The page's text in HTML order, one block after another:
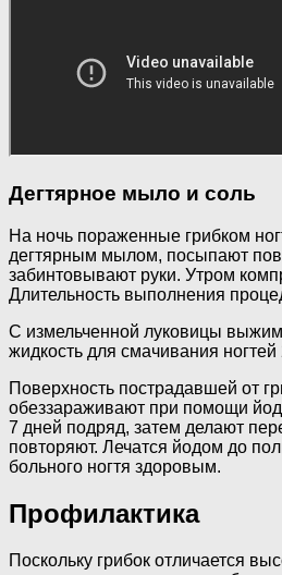
Дегтярное мыло и соль
На ночь пораженные грибком
дегтярным мылом, посыпают
забинтовывают руки. Утром
Длительность выполнения
С измельченной луковицы
жидкость для смачивания ногтей
Поверхность пострадавшей от
обеззараживают при помощи
7 дней подряд, затем делают
повторяют. Лечатся йодом до
больного ногтя здоровым.
Профилактика
Поскольку грибок отличается